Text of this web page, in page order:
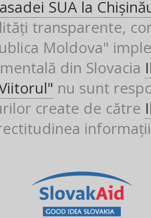
SUA la
transparente,
Moldova"
din Slovacia
nu sunt
create de către